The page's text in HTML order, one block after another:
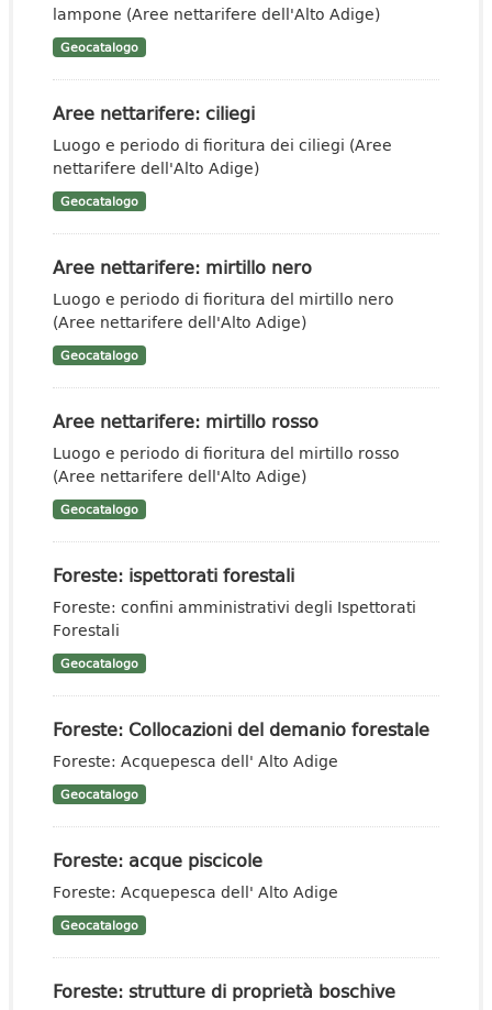
lampone (Aree nettarifere dell'Alto Adige)
Geocatalogo
Aree nettarifere: ciliegi
Luogo e periodo di fioritura dei ciliegi (Aree
nettarifere dell'Alto Adige)
Geocatalogo
Aree nettarifere: mirtillo nero
Luogo e periodo di fioritura del mirtillo nero
(Aree nettarifere dell'Alto Adige)
Geocatalogo
Aree nettarifere: mirtillo rosso
Luogo e periodo di fioritura del mirtillo rosso
(Aree nettarifere dell'Alto Adige)
Geocatalogo
Foreste: ispettorati forestali
Foreste: confini amministrativi degli Ispettorati
Forestali
Geocatalogo
Foreste: Collocazioni del demanio forestale
Foreste: Acquepesca dell' Alto Adige
Geocatalogo
Foreste: acque piscicole
Foreste: Acquepesca dell' Alto Adige
Geocatalogo
Foreste: strutture di proprietà boschive